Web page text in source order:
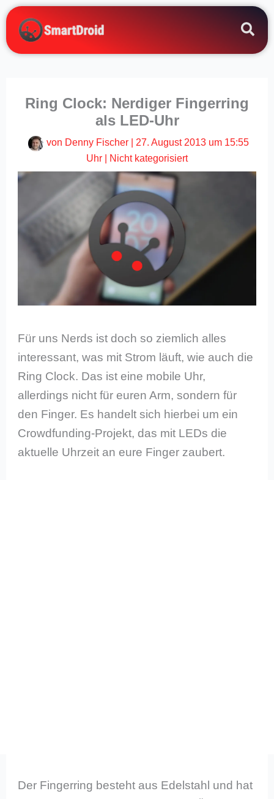
Zum
Inhalt
springen
Ring Clock: Nerdiger Fingerring
als LED-Uhr
von Denny Fischer
27. August 2013 um 15:55
Uhr
Nicht kategorisiert
Für uns Nerds ist doch so ziemlich alles
interessant, was mit Strom läuft, wie auch die
Ring Clock. Das ist eine mobile Uhr,
allerdings nicht für euren Arm, sondern für
den Finger. Es handelt sich hierbei um ein
Crowdfunding-Projekt, das mit LEDs die
aktuelle Uhrzeit an eure Finger zaubert.
Der Fingerring besteht aus Edelstahl und hat